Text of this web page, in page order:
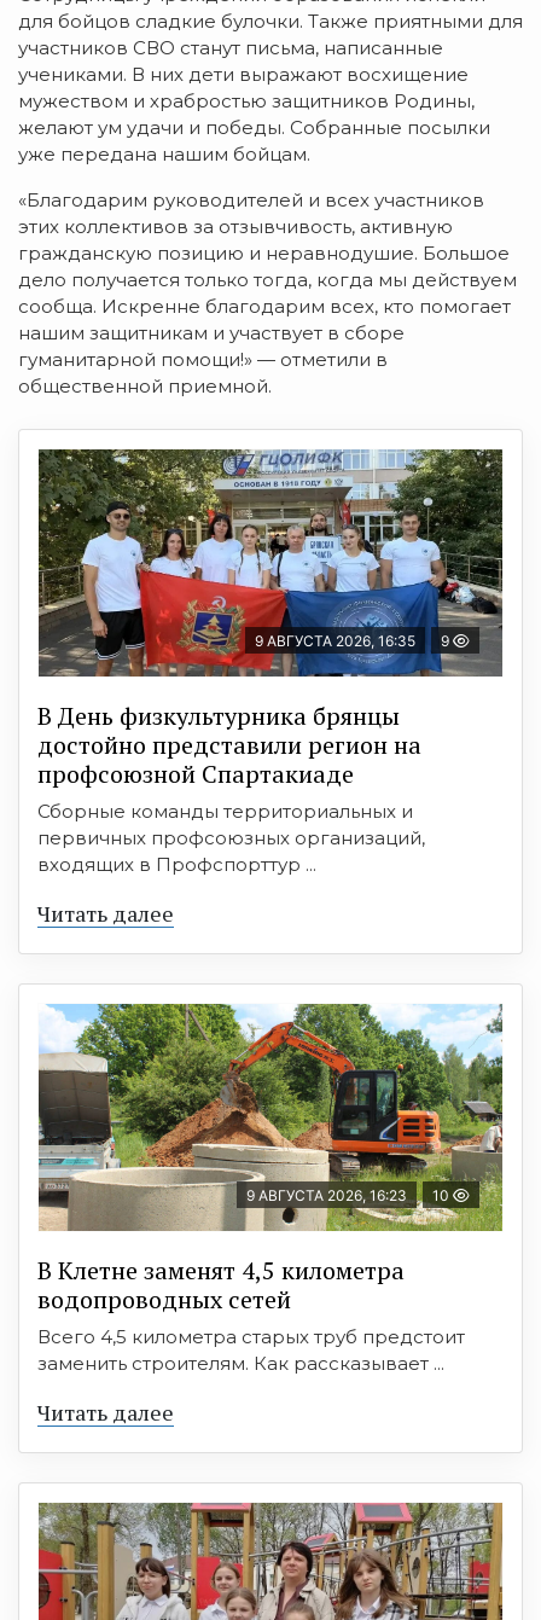
для бойцов сладкие булочки. Также приятными для
участников СВО станут письма, написанные
учениками. В них дети выражают восхищение
мужеством и храбростью защитников Родины,
желают ум удачи и победы. Собранные посылки
уже передана нашим бойцам.
«Благодарим руководителей и всех участников
этих коллективов за отзывчивость, активную
гражданскую позицию и неравнодушие. Большое
дело получается только тогда, когда мы действуем
сообща. Искренне благодарим всех, кто помогает
нашим защитникам и участвует в сборе
гуманитарной помощи!» — отметили в
общественной приемной.
9 АВГУСТА 2026, 16:35 9
В День физкультурника брянцы
достойно представили регион на
профсоюзной Спартакиаде
Сборные команды территориальных и
первичных профсоюзных организаций,
входящих в Профспорттур ...
Читать далее
9 АВГУСТА 2026, 16:23 10
В Клетне заменят 4,5 километра
водопроводных сетей
Всего 4,5 километра старых труб предстоит
заменить строителям. Как рассказывает ...
Читать далее